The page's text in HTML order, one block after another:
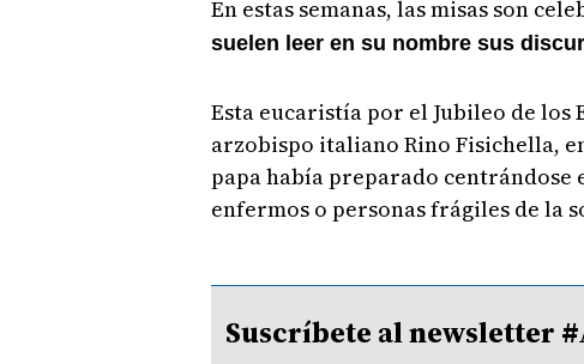
En estas semanas, las misas son
suelen leer en su nombre sus
Esta eucaristía por el Jubileo de
arzobispo italiano Rino Fisichella,
papa había preparado centrándose
enfermos o personas frágiles de la
Suscríbete al newsletter